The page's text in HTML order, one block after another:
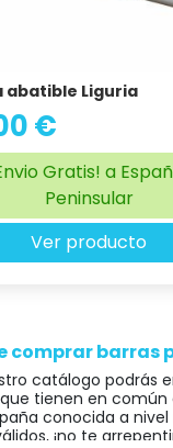
abatible Liguria
€
Gratis! a
Peninsular
Ver producto
comprar barras
catálogo podrás
tienen en común
conocida a
¡no te